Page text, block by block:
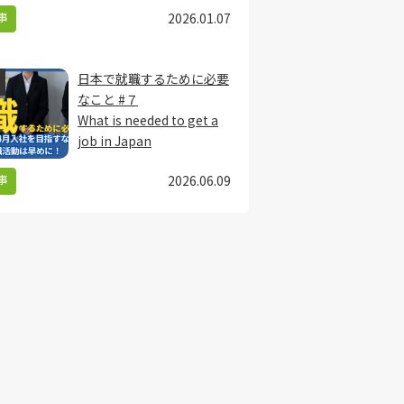
2026.01.07
日本で就職するために必要
なこと #７
What is needed to get a
job in Japan
2026.06.09